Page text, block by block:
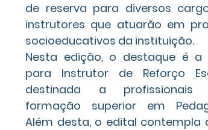
de reserva para diversos
instrutores que atuarão em
socioeducativos da instituição.
Nesta edição, o destaque é a
para Instrutor de Reforço
destinada a profissionais
formação superior em
Além desta, o edital contempla